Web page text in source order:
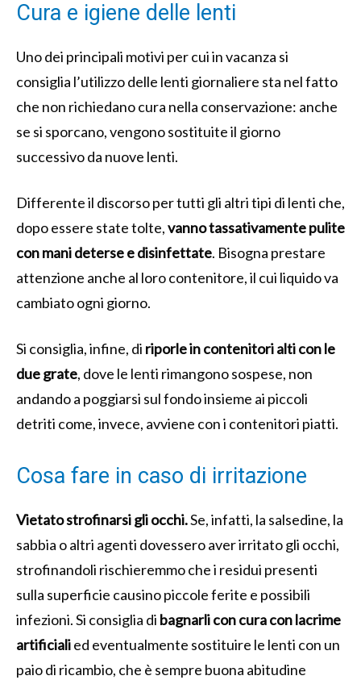
Cura e igiene delle lenti
Uno dei principali motivi per cui in vacanza si
consiglia l’utilizzo delle lenti giornaliere sta nel fatto
che non richiedano cura nella conservazione: anche
se si sporcano, vengono sostituite il giorno
successivo da nuove lenti.
Differente il discorso per tutti gli altri tipi di lenti che,
dopo essere state tolte,vanno tassativamente pulite
con mani deterse e disinfettate. Bisogna prestare
attenzione anche al loro contenitore, il cui liquido va
cambiato ogni giorno.
Si consiglia, infine, di riporle in contenitori alti con le
due grate, dove le lenti rimangono sospese, non
andando a poggiarsi sul fondo insieme ai piccoli
detriti come, invece, avviene con i contenitori piatti.
Cosa fare in caso di irritazione
Vietato strofinarsi gli occhi.Se, infatti, la salsedine, la
sabbia o altri agenti dovessero aver irritato gli occhi,
strofinandoli rischieremmo che i residui presenti
sulla superficie causino piccole ferite e possibili
infezioni. Si consiglia di bagnarli con curaconlacrime
artificialied eventualmente sostituire le lenti con un
paio di ricambio, che è sempre buona abitudine